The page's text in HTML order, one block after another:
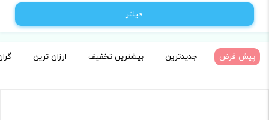
فیلتر
پیش فرض جدیدترین بیشترین تخفیف ارزان ترین